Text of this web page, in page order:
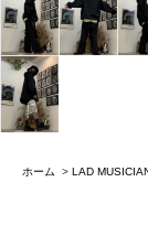
ホーム > LAD